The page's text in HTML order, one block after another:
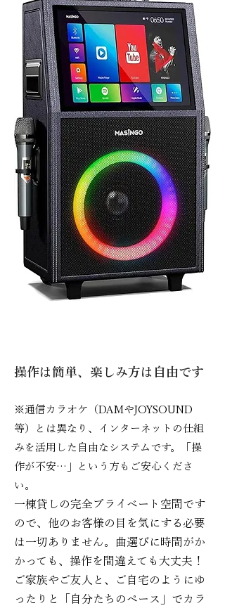
操作は簡単、楽しみ方は自由です
※通信カラオケ（DAMやJOYSOUND
等）とは異なり、インターネットの仕組
みを活用した自由なシステムです。「操
作が不安…」という方もご安心くださ
い。
一棟貸しの完全プライベート空間です
ので、他のお客様の目を気にする必要
は一切ありません。曲選びに時間がか
かっても、操作を間違えても大丈夫！
ご家族やご友人と、ご自宅のようにゆ
ったりと「自分たちのペース」でカラ